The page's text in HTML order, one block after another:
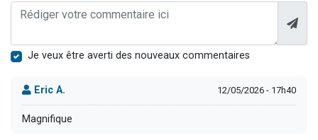
Je veux être averti des nouveaux commentaires
Eric A. 12/05/2026 - 17h40
Magnifique